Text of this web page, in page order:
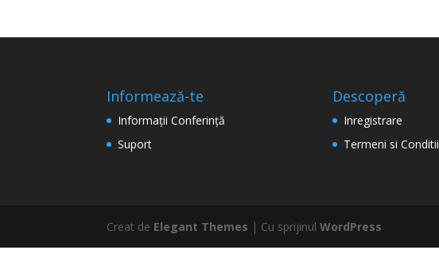
Informează-te
Informaţii Conferinţă
Suport
Descoperă
Inregistrare
Termeni si Conditii
Creat de Elegant Themes | Cu sprijinulWordPress